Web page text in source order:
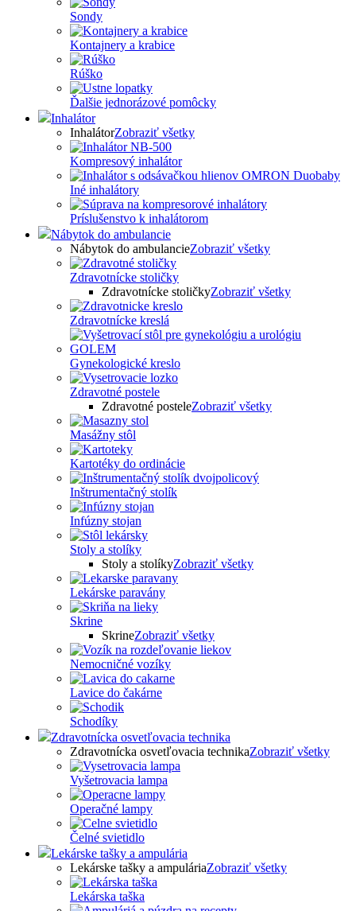
Sondy
Kontajnery a krabice
Rúško
Ďalšie jednorázové pomôcky
Inhalátor
InhalátorZobraziť všetky
Kompresový inhalátor
Iné inhalátory
Príslušenstvo k inhalátorom
Nábytok do ambulancie
Nábytok do ambulancieZobraziť všetky
Zdravotnícke stoličky
Zdravotnícke stoličkyZobraziť všetky
Zdravotnícke kreslá
Gynekologické kreslo
Zdravotné postele
Zdravotné posteleZobraziť všetky
Masážny stôl
Kartotéky do ordinácie
Inštrumentačný stolík
Infúzny stojan
Stoly a stolíky
Stoly a stolíkyZobraziť všetky
Lekárske paravány
Skrine
SkrineZobraziť všetky
Nemocničné vozíky
Lavice do čakárne
Schodíky
Zdravotnícka osvetľovacia technika
Zdravotnícka osvetľovacia technikaZobraziť všetky
Vyšetrovacia lampa
Operačné lampy
Čelné svietidlo
Lekárske tašky a ampulária
Lekárske tašky a ampuláriaZobraziť všetky
Lekárska taška